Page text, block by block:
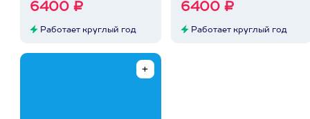
6400 ₽
Работает круглый год
6400 ₽
Работает круглый год